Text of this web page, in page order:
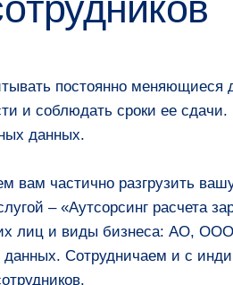
постоянно меняющиеся
и соблюдать сроки ее
данных.
вам частично разгрузить
– «Аутсорсинг расчета
лиц и виды бизнеса: АО, ООО
данных. Сотрудничаем и с